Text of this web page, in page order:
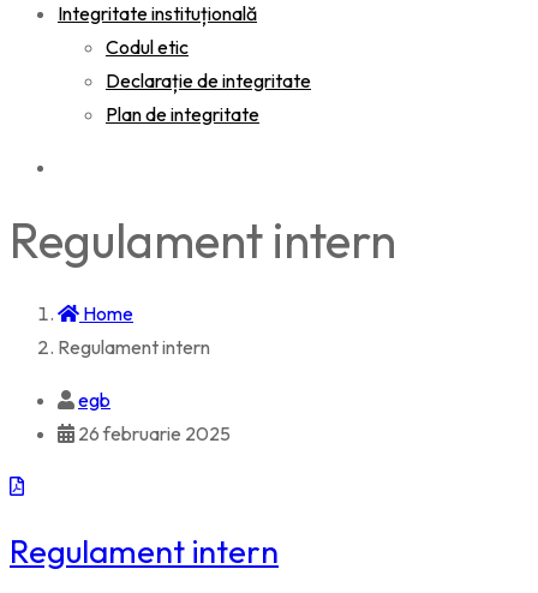
Integritate instituțională
Codul etic
Declarație de integritate
Plan de integritate
Regulament intern
Home
Regulament intern
egb
26 februarie 2025
Regulament intern